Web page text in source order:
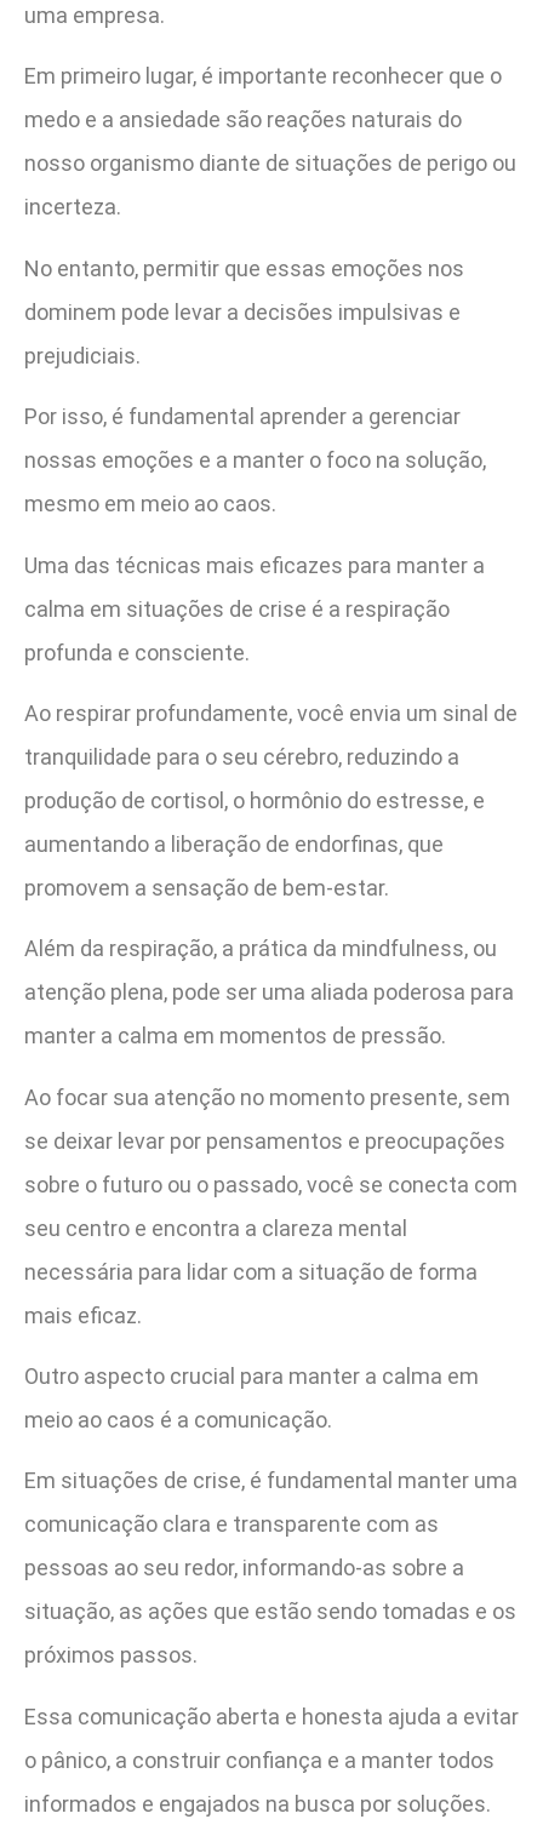
uma empresa.
Em primeiro lugar, é importante reconhecer que o
medo e a ansiedade são reações naturais do
nosso organismo diante de situações de perigo ou
incerteza.
No entanto, permitir que essas emoções nos
dominem pode levar a decisões impulsivas e
prejudiciais.
Por isso, é fundamental aprender a gerenciar
nossas emoções e a manter o foco na solução,
mesmo em meio ao caos.
Uma das técnicas mais eficazes para manter a
calma em situações de crise é a respiração
profunda e consciente.
Ao respirar profundamente, você envia um sinal de
tranquilidade para o seu cérebro, reduzindo a
produção de cortisol, o hormônio do estresse, e
aumentando a liberação de endorfinas, que
promovem a sensação de bem-estar.
Além da respiração, a prática da mindfulness, ou
atenção plena, pode ser uma aliada poderosa para
manter a calma em momentos de pressão.
Ao focar sua atenção no momento presente, sem
se deixar levar por pensamentos e preocupações
sobre o futuro ou o passado, você se conecta com
seu centro e encontra a clareza mental
necessária para lidar com a situação de forma
mais eficaz.
Outro aspecto crucial para manter a calma em
meio ao caos é a comunicação.
Em situações de crise, é fundamental manter uma
comunicação clara e transparente com as
pessoas ao seu redor, informando-as sobre a
situação, as ações que estão sendo tomadas e os
próximos passos.
Essa comunicação aberta e honesta ajuda a evitar
o pânico, a construir confiança e a manter todos
informados e engajados na busca por soluções.